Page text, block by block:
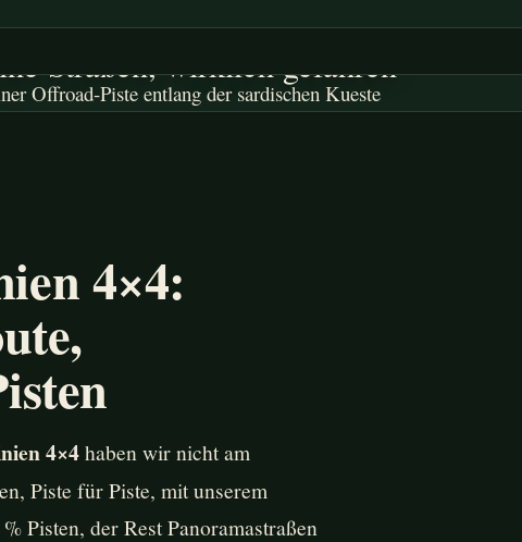
4×4
Straßen, wirklich gefahren
4×4:
4×4haben wir nicht am
Piste für Piste, mit unserem
Pisten, der Rest Panoramastraßen